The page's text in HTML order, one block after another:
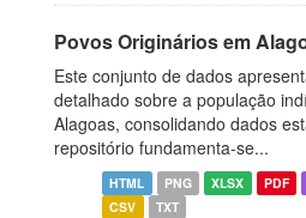
Povos Originários em
Este conjunto de dados
detalhado sobre a população
Alagoas, consolidando dados
repositório fundamenta-se...
HTML PNG XLSX PDF
CSV
TXT